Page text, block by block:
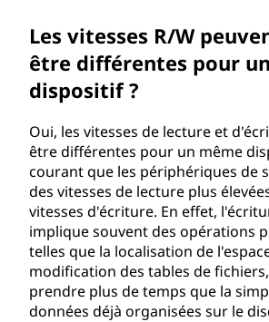
Les vitesses R/W
être différentes pour
dispositif ?
Oui, les vitesses de lecture et
être différentes pour un même
courant que les périphériques de
des vitesses de lecture plus
vitesses d'écriture. En effet,
implique souvent des opérations
telles que la localisation de
modification des tables de
prendre plus de temps que la
données déjà organisées sur le